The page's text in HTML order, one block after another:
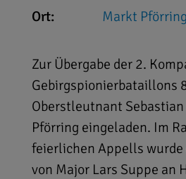
Ort:
Markt Pförring
Zur Übergabe der 2.
Gebirgspionierbataillons
Oberstleutnant
Pförring eingeladen. Im
feierlichen Appells wurde
von Major Lars Suppe an